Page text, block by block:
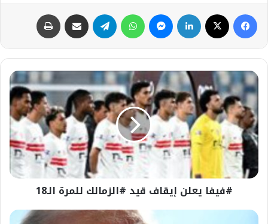
فيسبوك لينكدإن ماسنجر واتساب تيلقرام مشاركة عبر البريد
#فيفا
يعلن
إيقاف
قيد
#الزمالك
للمرة
الـ18
#فيفا يعلن إيقاف قيد #الزمالك للمرة الـ18
#ترامب: